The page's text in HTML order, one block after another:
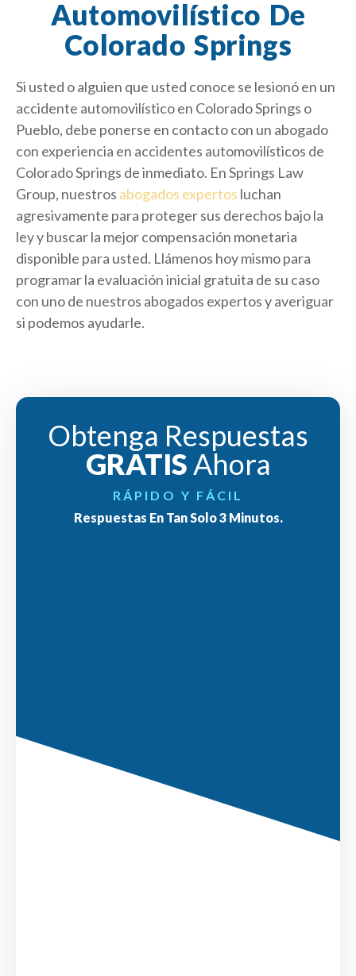
Automovilístico De
Colorado Springs
Si usted o alguien que usted conoce se lesionó en un
accidente automovilístico en Colorado Springs o
Pueblo, debe ponerse en contacto con un abogado
con experiencia en accidentes automovilísticos de
Colorado Springs de inmediato. En Springs Law
Group, nuestros abogados expertos luchan
agresivamente para proteger sus derechos bajo la
ley y buscar la mejor compensación monetaria
disponible para usted. Llámenos hoy mismo para
programar la evaluación inicial gratuita de su caso
con uno de nuestros abogados expertos y averiguar
si podemos ayudarle.
Obtenga Respuestas
GRATISAhora
RÁPIDO Y FÁCIL
Respuestas En Tan Solo 3 Minutos.